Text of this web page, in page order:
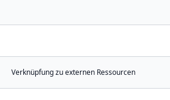
Verknüpfung zu externen Ressourcen